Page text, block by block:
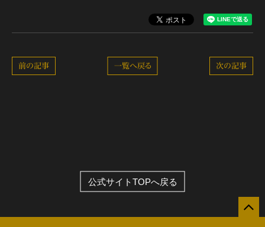
次の記事
一覧へ戻る
前の記事
公式サイトTOPへ戻る